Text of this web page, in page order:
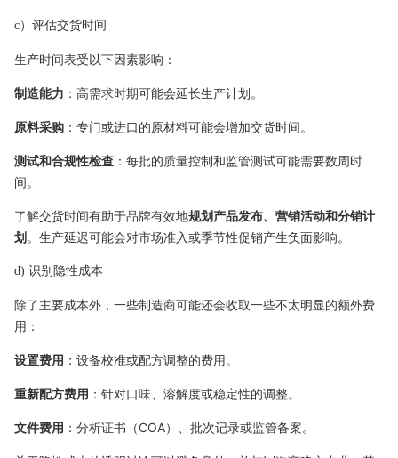
c）评估交货时间
生产时间表受以下因素影响：
制造能力 ：高需求时期可能会延长生产计划。
原料采购 ：专门或进口的原材料可能会增加交货时间。
测试和合规性检查 ：每批的质量控制和监管测试可能需要数周时
间。
了解交货时间有助于品牌有效地规划产品发布、营销活动和分销计
划。生产延迟可能会对市场准入或季节性促销产生负面影响。
d) 识别隐性成本
除了主要成本外，一些制造商可能还会收取一些不太明显的额外费
用：
设置费用 ：设备校准或配方调整的费用。
重新配方费用 ：针对口味、溶解度或稳定性的调整。
文件费用 ：分析证书（COA）、批次记录或监管备案。